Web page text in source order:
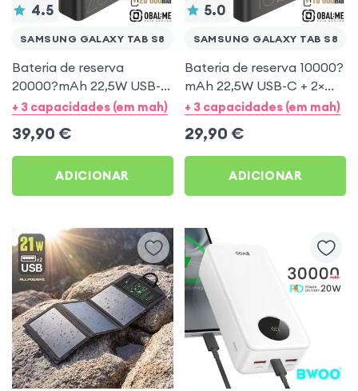
4.5
SAMSUNG GALAXY TAB S8
Bateria de reserva
20000?mAh 22,5W USB-C
+ 2× USB – Obal:Me para
+ 3 capacidades (em mah)
39,90 €
ADICIONAR
5.0
SAMSUNG GALAXY TAB S8
Bateria de reserva 10000?
mAh 22,5W USB-C + 2×
USB – Obal:Me para
+ 3 capacidades (em mah)
29,90 €
ADICIONAR